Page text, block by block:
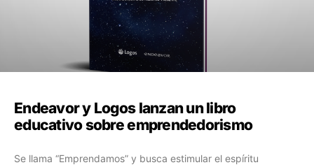
Endeavor y Logos lanzan un libro
educativo sobre emprendedorismo
Se llama “Emprendamos” y busca estimular el espíritu